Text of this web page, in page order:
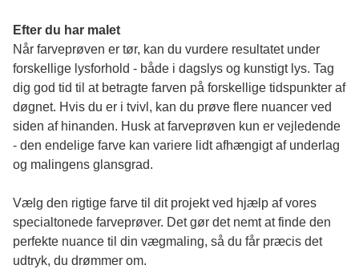
Efter du har malet
Når farveprøven er tør, kan du vurdere resultatet under
forskellige lysforhold - både i dagslys og kunstigt lys. Tag
dig god tid til at betragte farven på forskellige tidspunkter af
døgnet. Hvis du er i tvivl, kan du prøve flere nuancer ved
siden af hinanden. Husk at farveprøven kun er vejledende
- den endelige farve kan variere lidt afhængigt af underlag
og malingens glansgrad.
Vælg den rigtige farve til dit projekt ved hjælp af vores
specialtonede farveprøver. Det gør det nemt at finde den
perfekte nuance til din vægmaling, så du får præcis det
udtryk, du drømmer om.